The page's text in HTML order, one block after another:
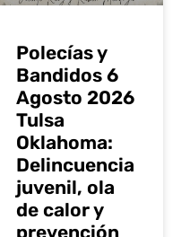
Polecías y
Bandidos 6
Agosto 2026
Tulsa
Oklahoma:
Delincuencia
juvenil, ola
de calor y
prevención